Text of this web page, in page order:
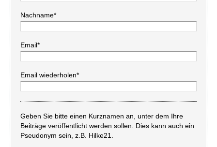
Nachname*
Email*
Email wiederholen*
Geben Sie bitte einen Kurznamen an, unter dem Ihre
Beiträge veröffentlicht werden sollen. Dies kann auch ein
Pseudonym sein, z.B. Hilke21.